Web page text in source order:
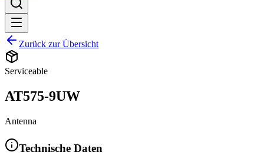
Zurück zur Übersicht
Serviceable
AT575-9UW
Antenna
Technische Daten